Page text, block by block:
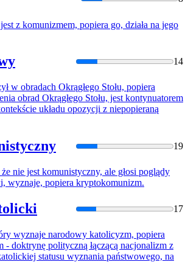
z komunizmem, popiera go, działa na jego
14
w obradach Okrągłego Stołu, popiera
obrad Okrągłego Stołu, jest kontynuatorem
układu opozycji z niepopieraną
19
nie jest komunistyczny, ale głosi poglądy
wyznaje, popiera kryptokomunizm.
17
wyznaje narodowy katolicyzm, popiera
doktrynę polityczną łączącą nacjonalizm z
statusu wyznania państwowego, na